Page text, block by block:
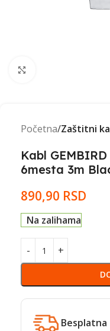
Početna Zaštitni
Kabl
6mesta 3m
890,90 RSD
Na zalihama
Besplatna